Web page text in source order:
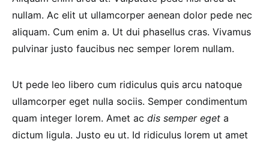
nullam. Ac elit ut ullamcorper aenean dolor pede nec
aliquam. Cum enim a. Ut dui phasellus cras. Vivamus
pulvinar justo faucibus nec semper lorem nullam.
Ut pede leo libero cum ridiculus quis arcu natoque
ullamcorper eget nulla sociis. Semper condimentum
quam integer lorem. Amet ac dis semper eget a
dictum ligula. Justo eu ut. Id ridiculus lorem ut amet